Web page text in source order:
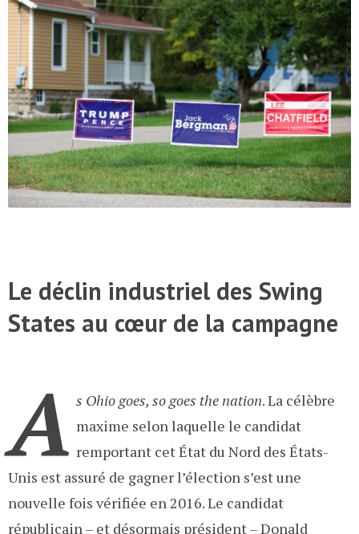
Le déclin industriel des Swing
States au cœur de la campagne
A s Ohio goes, so goes the nation. La célèbre
maxime selon laquelle le candidat
remportant cet État du Nord des États-
Unis est assuré de gagner l’élection s’est une
nouvelle fois vérifiée en 2016. Le candidat
républicain – et désormais président – Donald